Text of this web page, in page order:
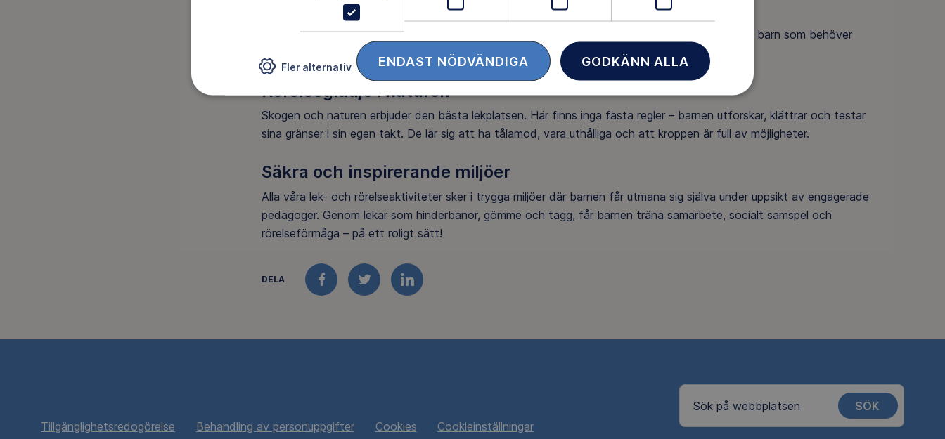
Alla barn leker på olika sätt. Våra pedagoger finns alltid nära för att stödja, inspirera och hjälpa barn som behöver
stöd att komma in i leken.
Rörelseglädje i naturen
Skogen och naturen erbjuder den bästa lekplatsen. Här finns inga fasta regler – barnen utforskar, klättrar och testar
sina gränser i sin egen takt. De lär sig att ha tålamod, vara uthålliga och att kroppen är full av möjligheter.
Säkra och inspirerande miljöer
Alla våra lek- och rörelseaktiviteter sker i trygga miljöer där barnen får utmana sig själva under uppsikt av engagerade
pedagoger. Genom lekar som hinderbanor, gömme och tagg, får barnen träna samarbete, socialt samspel och
rörelseförmåga – på ett roligt sätt!
DELA
FACEBOOKTWITTERLINKEDIN
Tillgänglighetsredogörelse Behandling av personuppgifter Cookies Cookieinställningar
Sök på webbplatsen SÖK
GODKÄNN ALLA
ENDAST NÖDVÄNDIGA
Fler alternativ